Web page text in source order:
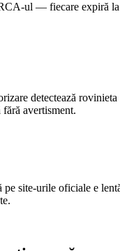
ul — fiecare expiră la
detectează
avertisment.
pe site-urile oficiale e